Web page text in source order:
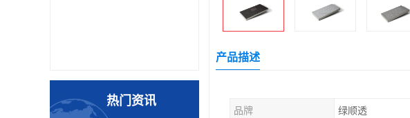
热门资讯
产品描述
品牌 绿顺透